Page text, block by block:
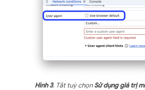
Hình 3. Tắt tuỳ chọnSử dụng giá trị